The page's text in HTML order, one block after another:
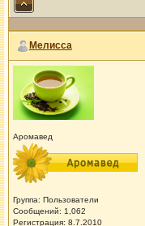
Мелисса
Аромавед
Группа: Пользователи
Сообщений: 1,062
Регистрация: 8.7.2010